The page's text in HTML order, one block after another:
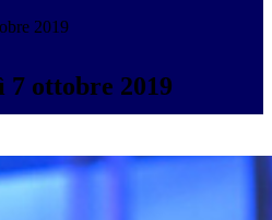
2019
7 ottobre 2019